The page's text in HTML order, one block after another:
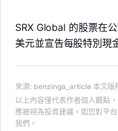
SRX Global 的股票在
美元並宣告每股特別現
來源: benzinga_article 本文版
以上內容僅代表作者個人觀點
應被視為投資建議。如您對平
我們。